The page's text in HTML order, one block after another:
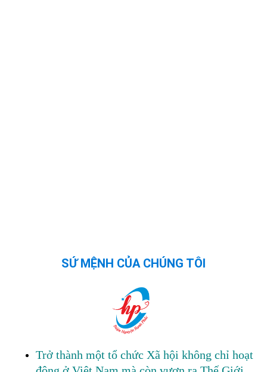
SỨ MỆNH CỦA CHÚNG TÔI
Trở thành một tổ chức Xã hội không chỉ hoạt